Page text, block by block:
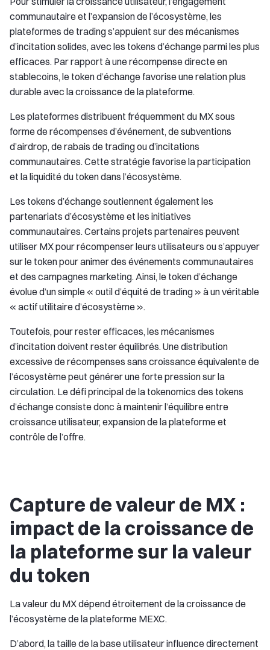
communautaire et l’expansion de l’écosystème, les
plateformes de trading s’appuient sur des mécanismes
d’incitation solides, avec les tokens d’échange parmi les plus
efficaces. Par rapport à une récompense directe en
stablecoins, le token d’échange favorise une relation plus
durable avec la croissance de la plateforme.
Les plateformes distribuent fréquemment du MX sous
forme de récompenses d’événement, de subventions
d’airdrop, de rabais de trading ou d’incitations
communautaires. Cette stratégie favorise la participation
et la liquidité du token dans l’écosystème.
Les tokens d’échange soutiennent également les
partenariats d’écosystème et les initiatives
communautaires. Certains projets partenaires peuvent
utiliser MX pour récompenser leurs utilisateurs ou s’appuyer
sur le token pour animer des événements communautaires
et des campagnes marketing. Ainsi, le token d’échange
évolue d’un simple « outil d’équité de trading » à un véritable
« actif utilitaire d’écosystème ».
Toutefois, pour rester efficaces, les mécanismes
d’incitation doivent rester équilibrés. Une distribution
excessive de récompenses sans croissance équivalente de
l’écosystème peut générer une forte pression sur la
circulation. Le défi principal de la tokenomics des tokens
d’échange consiste donc à maintenir l’équilibre entre
croissance utilisateur, expansion de la plateforme et
contrôle de l’offre.
Capture de valeur de MX :
impact de la croissance de
la plateforme sur la valeur
du token
La valeur du MX dépend étroitement de la croissance de
l’écosystème de la plateforme MEXC.
D’abord, la taille de la base utilisateur influence directement